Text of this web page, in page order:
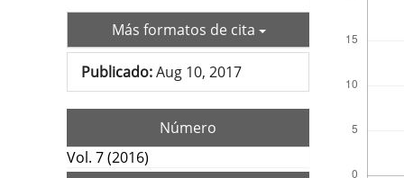
Más formatos de cita
Publicado:Aug 10, 2017
Número
Vol. 7 (2016)